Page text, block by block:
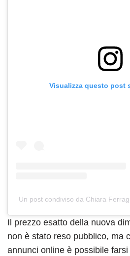
Visualizza questo post
Un post condiviso da Chiara
Il prezzo esatto della nuova
non è stato reso pubblico, ma
annunci online è possibile farsi